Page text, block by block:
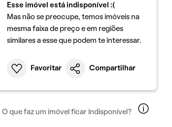
Esse imóvel está indisponível :(
Mas não se preocupe, temos imóveis na
mesma faixa de preço e em regiões
similares a esse que podem te interessar.
Favoritar Compartilhar
O que faz um imóvel ficar indisponível?